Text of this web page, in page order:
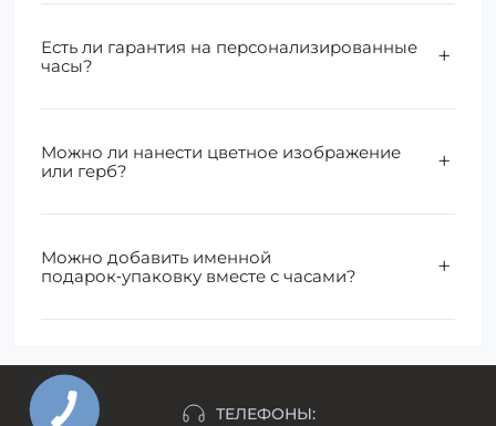
Есть ли гарантия на персонализированные
часы?
Можно ли нанести цветное изображение
или герб?
Можно добавить именной
подарок‑упаковку вместе с часами?
ТЕЛЕФОНЫ: